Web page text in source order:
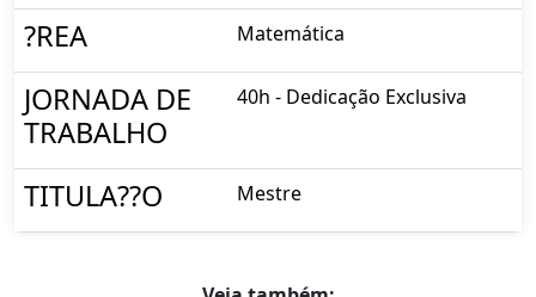
?REA Matemática
JORNADA DE
TRABALHO
40h - Dedicação Exclusiva
TITULA??O Mestre